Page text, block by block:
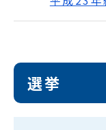
選挙